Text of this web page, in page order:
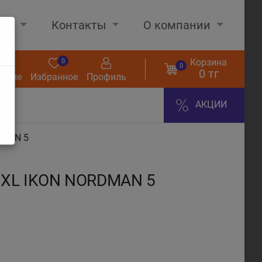
Контакты О компании
Избранное
0
Профиль
0 Корзина
0 тг
АКЦИИ
5
IKON NORDMAN 5